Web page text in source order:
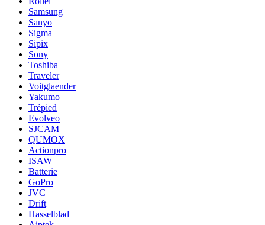
Samsung
Sanyo
Sigma
Sipix
Sony
Toshiba
Traveler
Voitglaender
Yakumo
Trépied
Evolveo
SJCAM
QUMOX
Actionpro
ISAW
Batterie
GoPro
JVC
Drift
Hasselblad